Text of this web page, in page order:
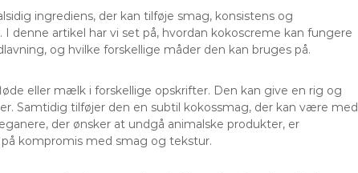
ingrediens, der kan tilføje smag, konsistens og
artikel har vi set på, hvordan kokoscreme kan fungere
og hvilke forskellige måder den kan bruges på.
eller mælk i forskellige opskrifter. Den kan give en rig og
Samtidig tilføjer den en subtil kokossmag, der kan være med
der ønsker at undgå animalske produkter, er
kompromis med smag og tekstur.